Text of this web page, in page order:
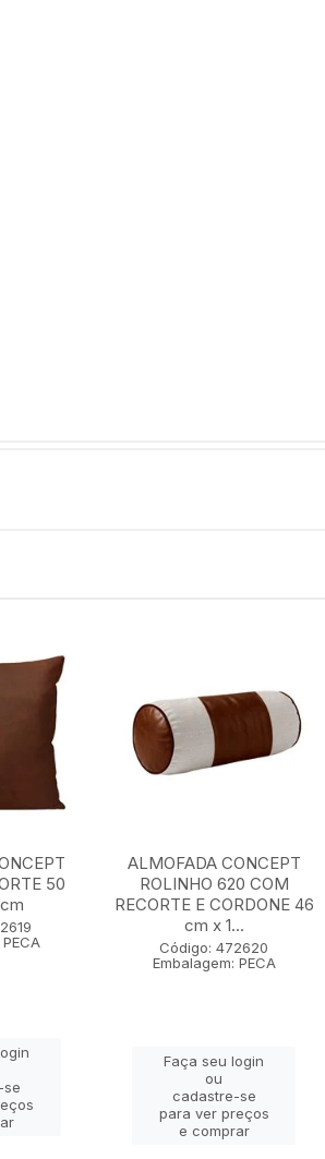
50
se
ALMOFADA CONCEPT
ROLINHO 620 COM
RECORTE E CORDONE 46
cm x 1...
Código: 472620
Embalagem: PECA
Faça seu login
ou
cadastre-se
para ver preços
e comprar